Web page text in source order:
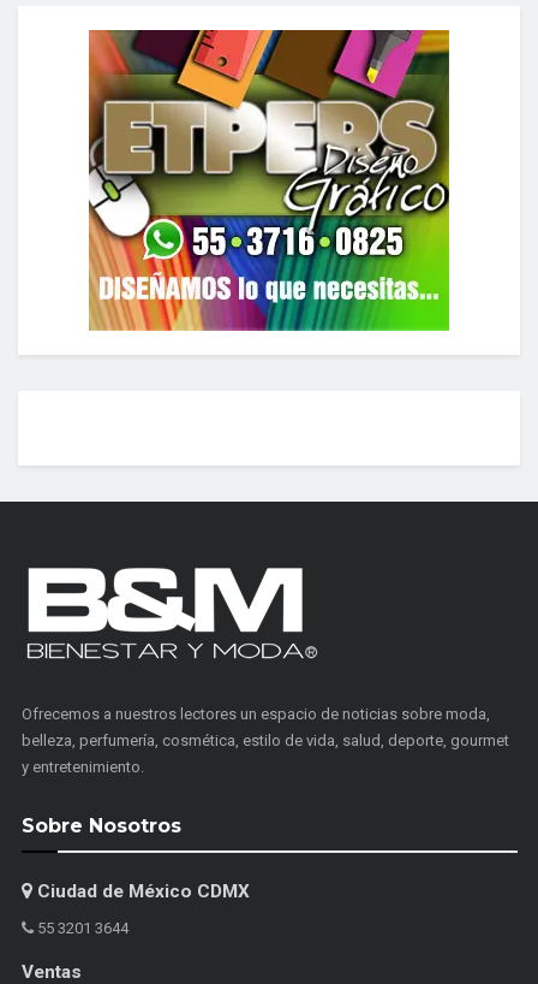
Ofrecemos a nuestros lectores un espacio de noticias sobre moda,
belleza, perfumería, cosmética, estilo de vida, salud, deporte, gourmet
y entretenimiento.
Sobre Nosotros
Ciudad de México CDMX
55 3201 3644
Ventas